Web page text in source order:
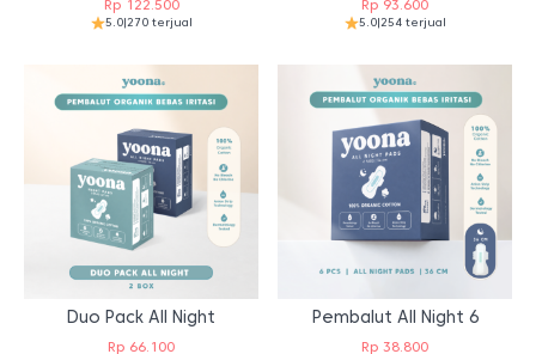
Rp122.500
5.0|270 terjual
Rp 93.600
5.0|254 terjual
Duo Pack All Night
Rp 66.100
Pembalut All Night 6
Rp 38.800